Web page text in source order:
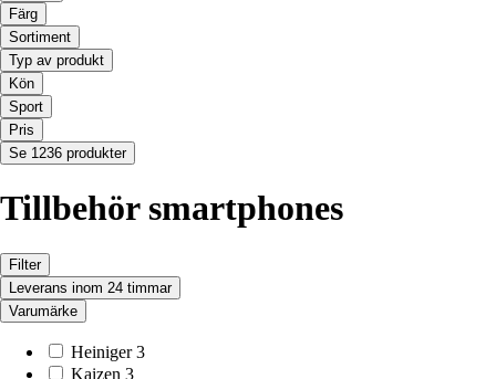
Färg
Sortiment
Typ av produkt
Kön
Sport
Pris
Se 1236 produkter
Tillbehör smartphones
Filter
Leverans inom 24 timmar
Varumärke
Heiniger 3
Kaizen 3